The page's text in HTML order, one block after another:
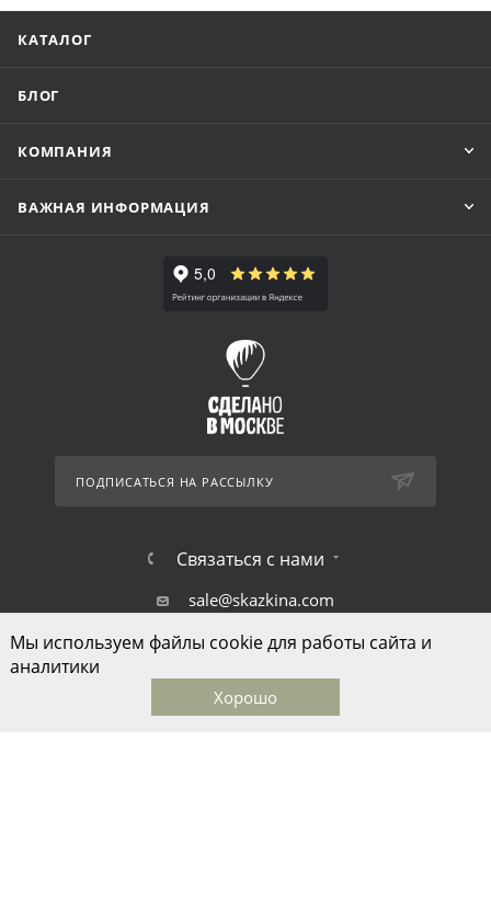
КАТАЛОГ
БЛОГ
КОМПАНИЯ
ВАЖНАЯ ИНФОРМАЦИЯ
ПОДПИСАТЬСЯ НА РАССЫЛКУ
Связаться с нами
sale@skazkina.com
1-й Монетчиковский переулок д.8
Корзина
Мы используем файлы cookie для работы сайта и
аналитики
Хорошо